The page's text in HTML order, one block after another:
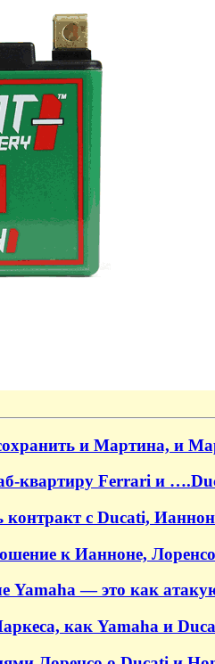
и Мартина, и
квартиру Ferrari и
контракт с Ducati,
к Ианноне,
Yamaha — это как
как Yamaha и